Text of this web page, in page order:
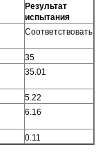
Результат
испытания
Соответствовать
35
35.01
5.22
6.16
0.11